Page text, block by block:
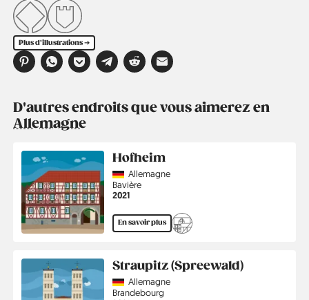
Plus d'illustrations ➔
D'autres endroits que vous aimerez en
Allemagne
Hofheim
CountryAllemagne
Région
Bavière
Année
2021
En savoir plus
Straupitz (Spreewald)
CountryAllemagne
Région
Brandebourg